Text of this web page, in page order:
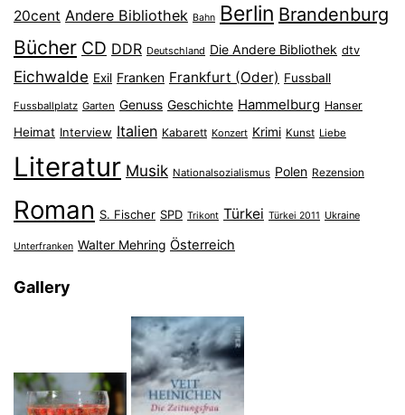
20cent Andere Bibliothek Bahn Berlin Brandenburg
Bücher CD DDR Deutschland Die Andere Bibliothek dtv
Eichwalde Exil Franken Frankfurt (Oder) Fussball
Fussballplatz Garten Genuss Geschichte Hammelburg Hanser
Heimat Interview Italien Kabarett Konzert Krimi Kunst Liebe
Literatur Musik Nationalsozialismus Polen Rezension
Roman S. Fischer SPD Trikont Türkei Türkei 2011 Ukraine
Unterfranken Walter Mehring Österreich
Gallery